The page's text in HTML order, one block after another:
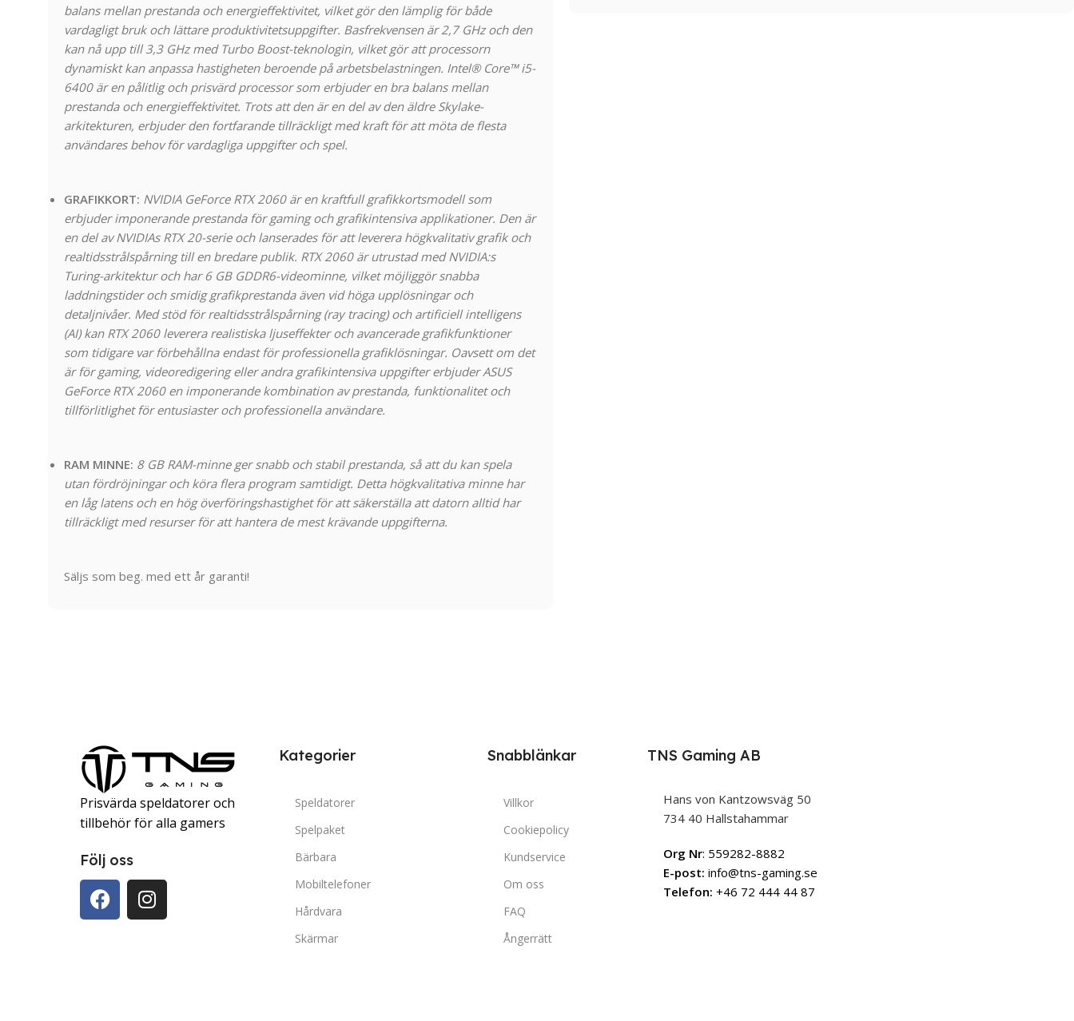
balans mellan prestanda och energieffektivitet, vilket gör den lämplig för både
vardagligt bruk och lättare produktivitetsuppgifter. Basfrekvensen är 2,7 GHz och den
kan nå upp till 3,3 GHz med Turbo Boost-teknologin, vilket gör att processorn
dynamiskt kan anpassa hastigheten beroende på arbetsbelastningen. Intel® Core™ i5-
6400 är en pålitlig och prisvärd processor som erbjuder en bra balans mellan
prestanda och energieffektivitet. Trots att den är en del av den äldre Skylake-
arkitekturen, erbjuder den fortfarande tillräckligt med kraft för att möta de flesta
användares behov för vardagliga uppgifter och spel.
GRAFIKKORT: NVIDIA GeForce RTX 2060 är en kraftfull grafikkortsmodell som
erbjuder imponerande prestanda för gaming och grafikintensiva applikationer. Den är
en del av NVIDIAs RTX 20-serie och lanserades för att leverera högkvalitativ grafik och
realtidsstrålspårning till en bredare publik. RTX 2060 är utrustad med NVIDIA:s
Turing-arkitektur och har 6 GB GDDR6-videominne, vilket möjliggör snabba
laddningstider och smidig grafikprestanda även vid höga upplösningar och
detaljnivåer. Med stöd för realtidsstrålspårning (ray tracing) och artificiell intelligens
(AI) kan RTX 2060 leverera realistiska ljuseffekter och avancerade grafikfunktioner
som tidigare var förbehållna endast för professionella grafiklösningar. Oavsett om det
är för gaming, videoredigering eller andra grafikintensiva uppgifter erbjuder ASUS
GeForce RTX 2060 en imponerande kombination av prestanda, funktionalitet och
tillförlitlighet för entusiaster och professionella användare.
RAM MINNE: 8 GB RAM-minne ger snabb och stabil prestanda, så att du kan spela
utan fördröjningar och köra flera program samtidigt. Detta högkvalitativa minne har
en låg latens och en hög överföringshastighet för att säkerställa att datorn alltid har
tillräckligt med resurser för att hantera de mest krävande uppgifterna.
Säljs som beg. med ett år garanti!
Prisvärda speldatorer och
tillbehör för alla gamers
Följ oss
Kategorier
Speldatorer
Spelpaket
Bärbara
Mobiltelefoner
Hårdvara
Skärmar
Snabblänkar
Villkor
Cookiepolicy
Kundservice
Om oss
FAQ
Ångerrätt
TNS Gaming AB
Hans von Kantzowsväg 50
734 40 Hallstahammar
Org Nr: 559282-8882
E-post: info@tns-gaming.se
Telefon: +46 72 444 44 87